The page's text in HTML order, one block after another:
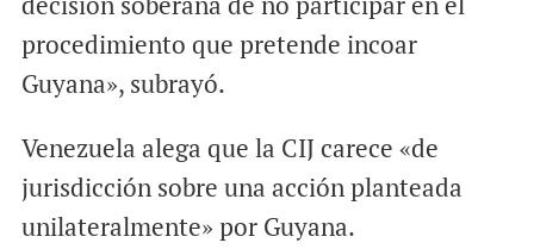
procedimiento que pretende incoar
Guyana», subrayó.
Venezuela alega que la CIJ carece «de
jurisdicción sobre una acción planteada
unilateralmente» por Guyana.